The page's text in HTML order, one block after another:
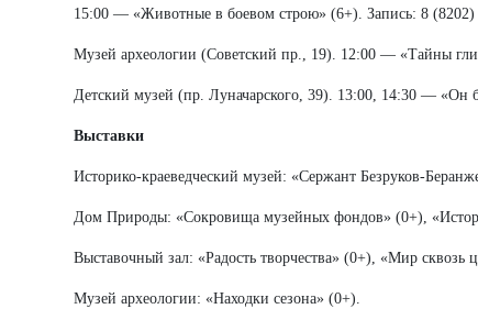
15:00 — «Животные в боевом строю» (6+). Запись: 8 (8202)
Музей археологии (Советский пр., 19). 12:00 — «Тайны
Детский музей (пр. Луначарского, 39). 13:00, 14:30 — «Он
Выставки
Историко-краеведческий музей: «Сержант Безруков-
Дом Природы: «Сокровища музейных фондов» (0+),
Выставочный зал: «Радость творчества» (0+), «Мир сквозь
Музей археологии: «Находки сезона» (0+).